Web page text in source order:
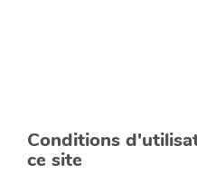
Conditions
ce site